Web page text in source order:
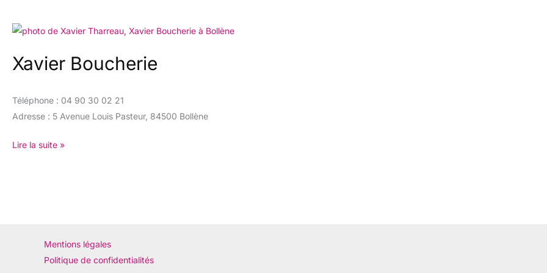
Xavier Boucherie
Téléphone : 04 90 30 02 21
Adresse : 5 Avenue Louis Pasteur, 84500 Bollène
Xavier
Lire la suite »
Mentions légales
Politique de confidentialités